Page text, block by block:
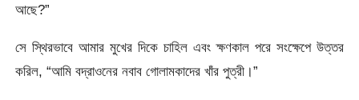
আছে?”
সে স্থিরভাবে আমার মুখের দিকে চাহিল এবং ক্ষণকাল পরে সংক্ষেপে উত্তর
করিল, “আমি বদ্রাওনের নবাব গোলামকাদের খাঁর পুত্রী।”